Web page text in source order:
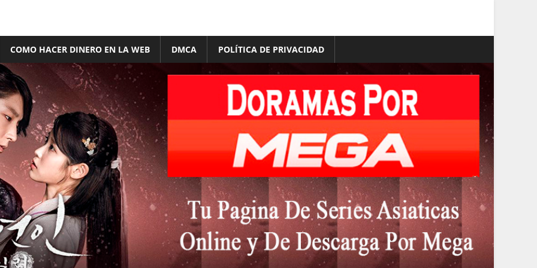
COMO HACER DINERO EN LA WEB DMCA POLÍTICA DE PRIVACIDAD